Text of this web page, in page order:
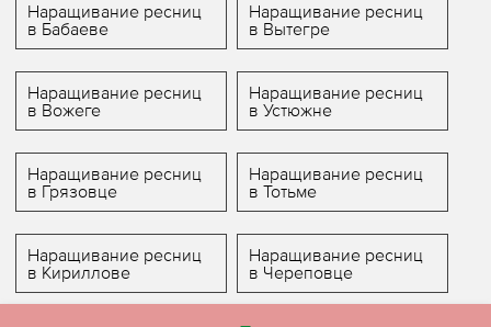
Наращивание ресниц
в Бабаеве
Наращивание ресниц
в Вытегре
Наращивание ресниц
в Вожеге
Наращивание ресниц
в Устюжне
Наращивание ресниц
в Грязовце
Наращивание ресниц
в Тотьме
Наращивание ресниц
в Кириллове
Наращивание ресниц
в Череповце